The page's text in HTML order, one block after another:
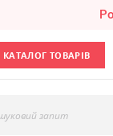
КАТАЛОГ ТОВАРІВ
запит